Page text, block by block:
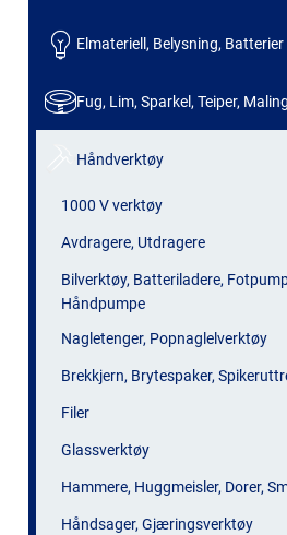
Elmateriell, Belysning, Batterier
Fug, Lim, Sparkel, Teiper,
Håndverktøy
1000 V verktøy
Avdragere, Utdragere
Bilverktøy, Batteriladere,
Håndpumpe
Nagletenger, Popnaglelverktøy
Brekkjern, Brytespaker,
Filer
Glassverktøy
Hammere, Huggmeisler, Dorer,
Håndsager, Gjæringsverktøy